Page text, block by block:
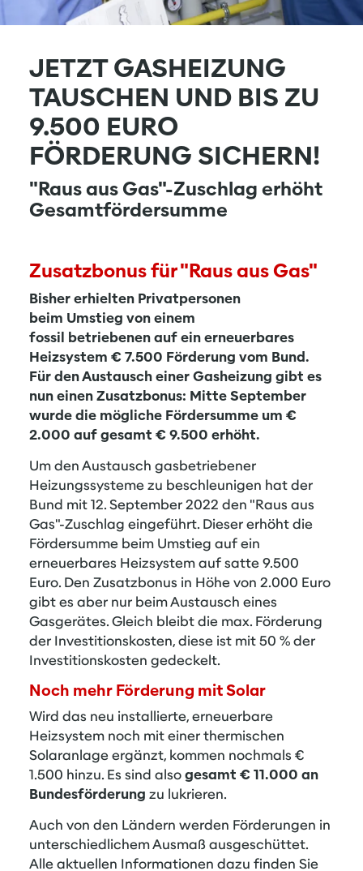
JETZT GASHEIZUNG
TAUSCHEN UND BIS ZU
9.500 EURO
FÖRDERUNG SICHERN!
"Raus aus Gas"-Zuschlag erhöht
Gesamtfördersumme
Zusatzbonus für "Raus aus Gas"
Bisher erhielten Privatpersonen
beim Umstieg von einem
fossil betriebenen auf ein erneuerbares
Heizsystem € 7.500 Förderung vom Bund.
Für den Austausch einer Gasheizung gibt es
nun einen Zusatzbonus: Mitte September
wurde die mögliche Fördersumme um €
2.000 auf gesamt € 9.500 erhöht.
Um den Austausch gasbetriebener
Heizungssysteme zu beschleunigen hat der
Bund mit 12. September 2022 den "Raus aus
Gas"-Zuschlag eingeführt. Dieser erhöht die
Fördersumme beim Umstieg auf ein
erneuerbares Heizsystem auf satte 9.500
Euro. Den Zusatzbonus in Höhe von 2.000 Euro
gibt es aber nur beim Austausch eines
Gasgerätes. Gleich bleibt die max. Förderung
der Investitionskosten, diese ist mit 50 % der
Investitionskosten gedeckelt.
Noch mehr Förderung mit Solar
Wird das neu installierte, erneuerbare
Heizsystem noch mit einer thermischen
Solaranlage ergänzt, kommen nochmals €
1.500 hinzu. Es sind alsogesamt € 11.000 an
Bundesförderung zu lukrieren.
Auch von den Ländern werden Förderungen in
unterschiedlichem Ausmaß ausgeschüttet.
Alle aktuellen Informationen dazu finden Sie